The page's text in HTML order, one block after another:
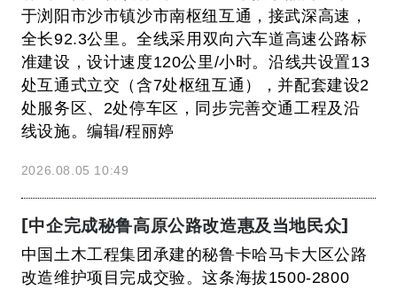
于浏阳市沙市镇沙市南枢纽互通，接武深高速，
全长92.3公里。全线采用双向六车道高速公路标
准建设，设计速度120公里/小时。沿线共设置13
处互通式立交（含7处枢纽互通），并配套建设2
处服务区、2处停车区，同步完善交通工程及沿
线设施。编辑/程丽婷
2026.08.05 10:49
[中企完成秘鲁高原公路改造惠及当地民众]
中国土木工程集团承建的秘鲁卡哈马卡大区公路
改造维护项目完成交验。这条海拔1500‑2800